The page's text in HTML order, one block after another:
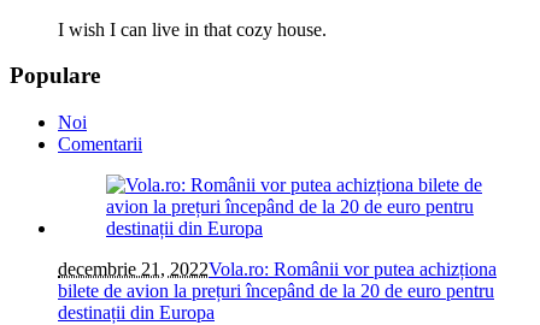
I wish I can live in that cozy house.
Populare
Noi
Comentarii
decembrie 21, 2022Vola.ro: Românii vor putea achizționa
bilete de avion la prețuri începând de la 20 de euro pentru
destinații din Europa